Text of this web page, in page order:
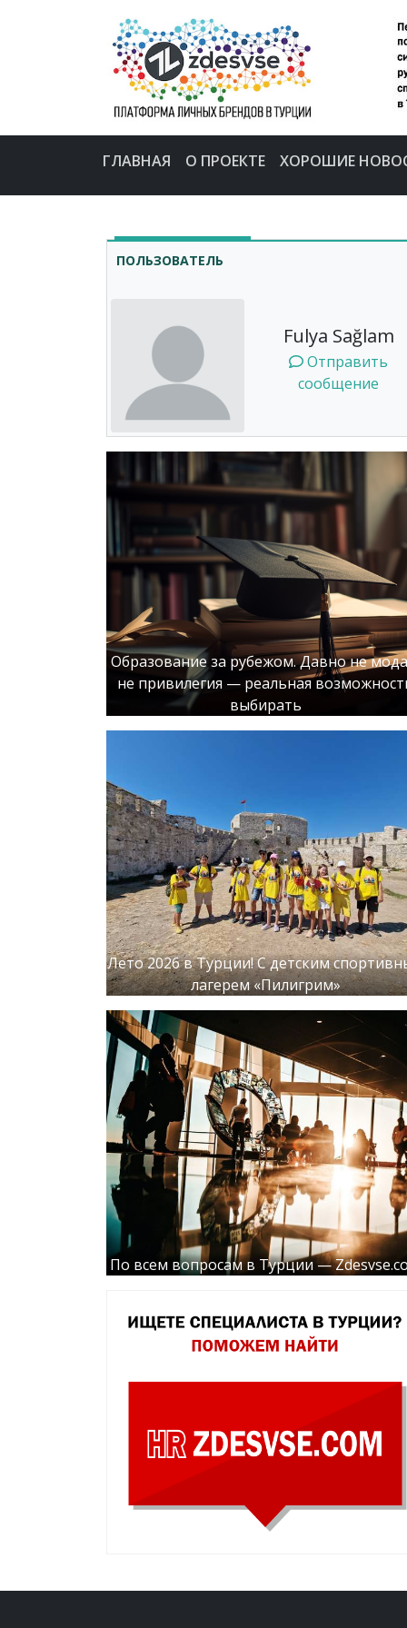
ГЛАВНАЯ О ПРОЕКТЕ ХОРОШИЕ
ПОЛЬЗОВАТЕЛЬ
Fulya Sağlam
Отправить
сообщение
Образование за рубежом. Давно не
не привилегия — реальная
выбирать
Лето 2026 в Турции! С детским
лагерем «Пилигрим»
По всем вопросам в Турции —